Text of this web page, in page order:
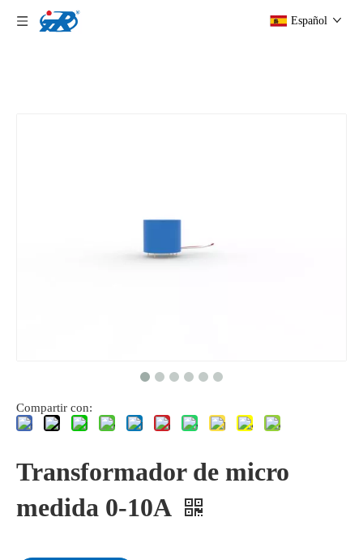
Español
Compartir con:
Transformador de micro
medida 0-10A